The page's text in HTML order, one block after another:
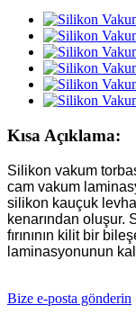
Kısa Açıklama:
Silikon vakum
cam vakum
silikon kauçuk levha
kenarından oluşur.
fırınının kilit bir
laminasyonunun
Bize e-posta gönderin